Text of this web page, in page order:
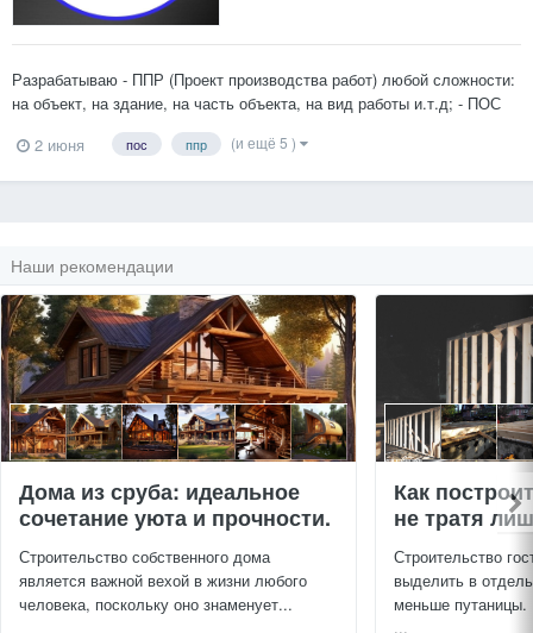
Разрабатываю - ППР (Проект производства работ) любой сложности:
на объект, на здание, на часть объекта, на вид работы и.т.д; - ПОС
(Проект организации строительства); - ПОД (Проект организации
работ по сносу или демонтажу объектов капитального
2 июня пос ппр (и ещё 5 )
Наши рекомендации
Дома из сруба: идеальное
сочетание уюта и прочности.
Строительство собственного дома
является важной вехой в жизни любого
человека, поскольку оно знаменует...
Как
не тратя
Строительство
выделить в
меньше путаницы.
...